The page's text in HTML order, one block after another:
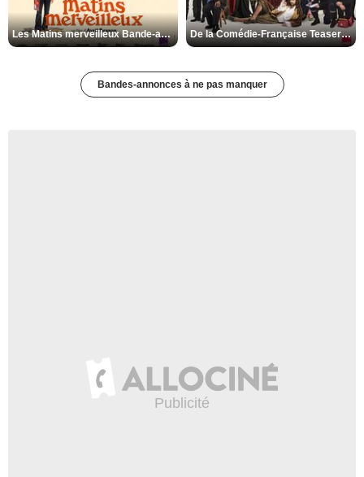
Les Matins merveilleux Bande-annonce VF De la Comédie-Française Teaser VF
Bandes-annonces à ne pas manquer